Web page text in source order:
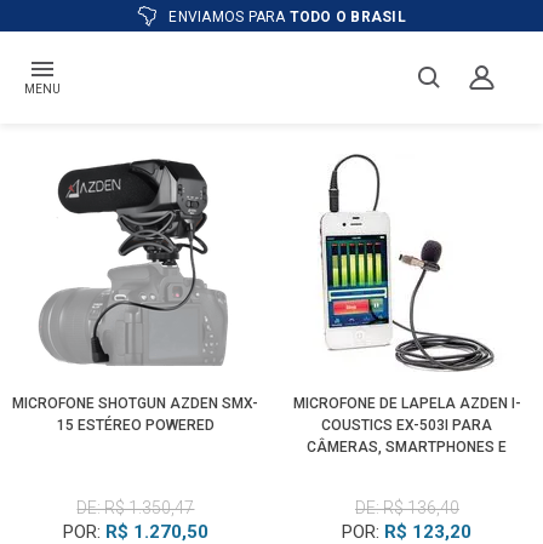
ENVIAMOS PARA TODO O BRASIL
MENU
MICROFONE SHOTGUN AZDEN SMX-
15 ESTÉREO POWERED
DE: R$ 1.350,47
POR: R$ 1.270,50
MICROFONE DE LAPELA AZDEN I-
COUSTICS EX-503I PARA
CÂMERAS, SMARTPHONES E
DE: R$ 136,40
POR: R$ 123,20